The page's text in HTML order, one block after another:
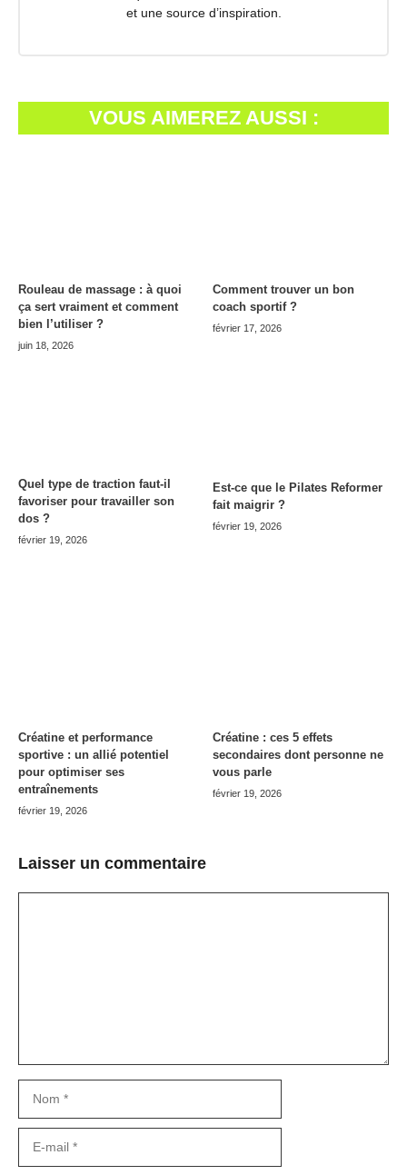
et une source d’inspiration.
VOUS AIMEREZ AUSSI :
Rouleau de massage : à quoi
ça sert vraiment et comment
bien l’utiliser ?
juin 18, 2026
Comment trouver un bon
coach sportif ?
février 17, 2026
Quel type de traction faut-il
favoriser pour travailler son
dos ?
février 19, 2026
Est-ce que le Pilates Reformer
fait maigrir ?
février 19, 2026
Créatine et performance
sportive : un allié potentiel
pour optimiser ses
entraînements
février 19, 2026
Créatine : ces 5 effets
secondaires dont personne ne
vous parle
février 19, 2026
Laisser un commentaire
mail